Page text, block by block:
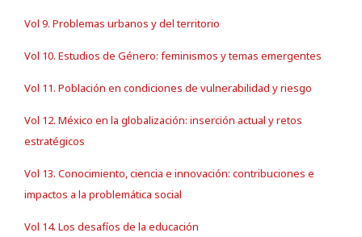
Vol 9. Problemas urbanos y del territorio
Vol 10. Estudios de Género: feminismos y temas emergentes
Vol 11. Población en condiciones de vulnerabilidad y riesgo
Vol 12. México en la globalización: inserción actual y retos
estratégicos
Vol 13. Conocimiento, ciencia e innovación: contribuciones e
impactos a la problemática social
Vol 14. Los desafíos de la educación